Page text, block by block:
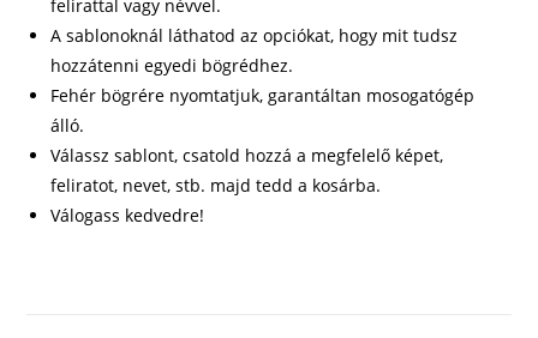
felirattal vagy névvel.
A sablonoknál láthatod az opciókat, hogy mit tudsz
hozzátenni egyedi bögrédhez.
Fehér bögrére nyomtatjuk, garantáltan mosogatógép
álló.
Válassz sablont, csatold hozzá a megfelelő képet,
feliratot, nevet, stb. majd tedd a kosárba.
Válogass kedvedre!